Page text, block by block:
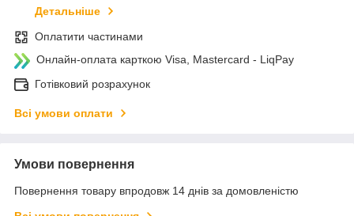
Детальніше
Оплатити частинами
Онлайн-оплата карткою Visa, Mastercard - LiqPay
Готівковий розрахунок
Всі умови оплати
Умови повернення
Повернення товару впродовж 14 днів за домовленістю